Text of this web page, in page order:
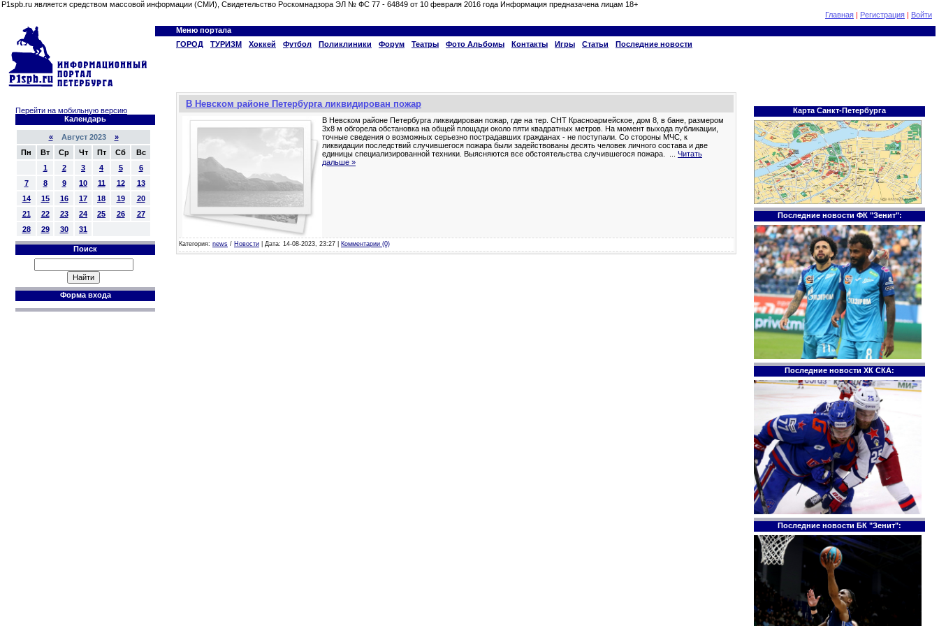
P1spb.ru является средством массовой информации (СМИ), Свидетельство Роскомнадзора ЭЛ № ФС 77 - 64849 от 10 февраля 2016 года Информация предназачена лицам 18+
Главная | Регистрация | Войти
Меню портала
ГОРОД
ТУРИЗМ Хоккей Футбол Поликлиники Форум Театры Фото Альбомы Контакты Игры Статьи Последние новости
Перейти на мобильную версию
Календарь
«Август 2023 »
Пн
Вт Ср Чт Пт Сб
Вс
1
2 3 4 5
6
7
8 9 10 11 12
13
14
15 16 17 18 19
20
21
22 23 24 25 26
27
28
29 30 31
Поиск
Форма входа
В Невском районе Петербурга ликвидирован пожар
В Невском районе Петербурга ликвидирован пожар, где на тер. СНТ Красноармейское, дом 8, в бане, размером
3х8 м обгорела обстановка на общей площади около пяти квадратных метров. На момент выхода публикации,
точные сведения о возможных серьезно пострадавших гражданах - не поступали. Со стороны МЧС, к
ликвидации последствий случившегося пожара были задействованы десять человек личного состава и две
единицы специализированной техники. Выясняются все обстоятельства случившегося пожара.
Читать
дальше »
Категория: news / Новости | Дата: 14-08-2023, 23:27 | Комментарии (0)
Карта Санкт-Петербурга
Последние новости ФК "Зенит":
Последние новости ХК СКА:
Последние новости БК "Зенит":